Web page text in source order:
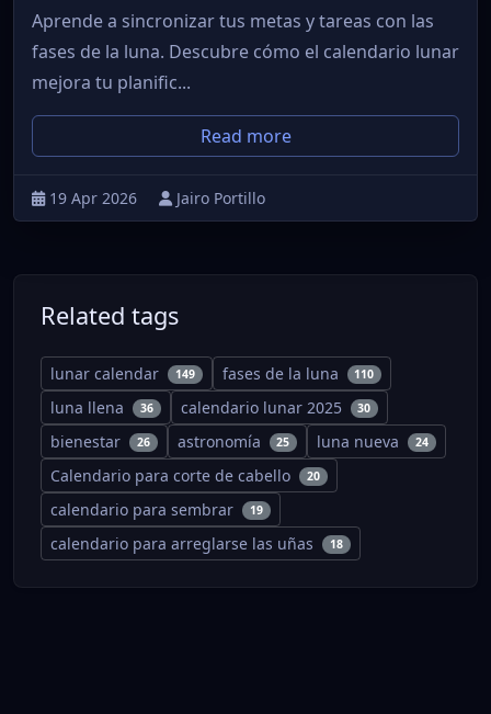
Aprende a sincronizar tus metas y tareas con las
fases de la luna. Descubre cómo el calendario lunar
mejora tu planific...
Read more
19 Apr 2026 Jairo Portillo
Related tags
lunar calendar 149 fases de la luna 110
luna llena 36 calendario lunar 2025 30
bienestar 26 astronomía 25 luna nueva 24
Calendario para corte de cabello 20
calendario para sembrar 19
calendario para arreglarse las uñas 18